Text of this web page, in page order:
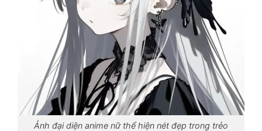
Ảnh đại diện anime nữ thể hiện nét đẹp trong trẻo